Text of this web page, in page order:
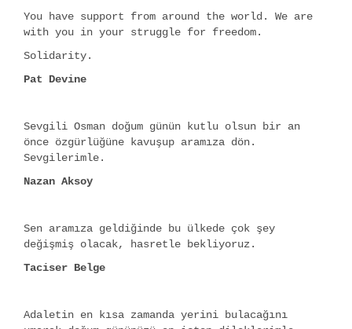
You have support from around the world. We are
with you in your struggle for freedom.
Solidarity.
Pat Devine
Sevgili Osman doğum günün kutlu olsun bir an
önce özgürlüğüne kavuşup aramıza dön.
Sevgilerimle.
Nazan Aksoy
Sen aramıza geldiğinde bu ülkede çok şey
değişmiş olacak, hasretle bekliyoruz.
Taciser Belge
Adaletin en kısa zamanda yerini bulacağını